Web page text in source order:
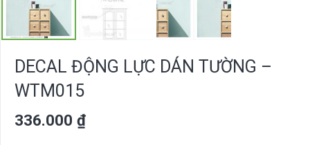
DECAL ĐỘNG LỰC DÁN TƯỜNG –
WTM015
336.000 ₫